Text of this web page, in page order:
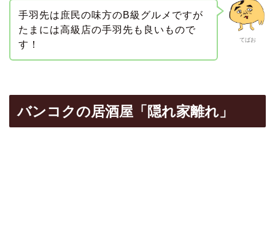
てばお
手羽先は庶民の味方のB級グルメですが
たまには高級店の手羽先も良いもので
す！
バンコクの居酒屋「隠れ家離れ」